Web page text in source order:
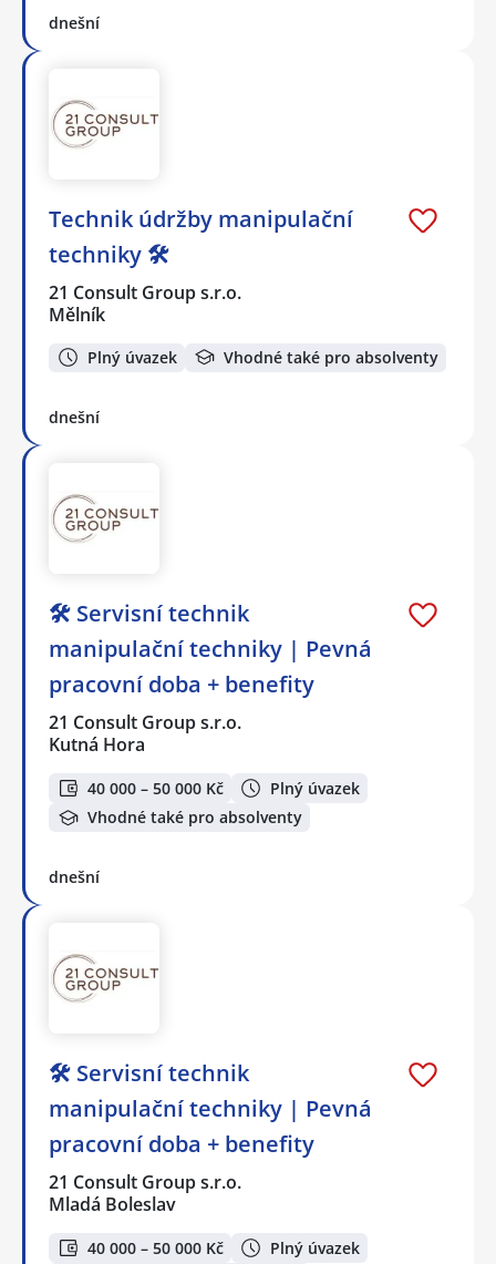
dnešní
Technik údržby manipulační
techniky 🛠️
21 Consult Group s.r.o.
Mělník
Plný úvazek Vhodné také pro absolventy
dnešní
🛠️ Servisní technik
manipulační techniky | Pevná
pracovní doba + benefity
21 Consult Group s.r.o.
Kutná Hora
40 000 – 50 000 Kč
Plný úvazek
Vhodné také pro absolventy
dnešní
🛠️ Servisní technik
manipulační techniky | Pevná
pracovní doba + benefity
21 Consult Group s.r.o.
Mladá Boleslav
40 000 – 50 000 Kč Plný úvazek